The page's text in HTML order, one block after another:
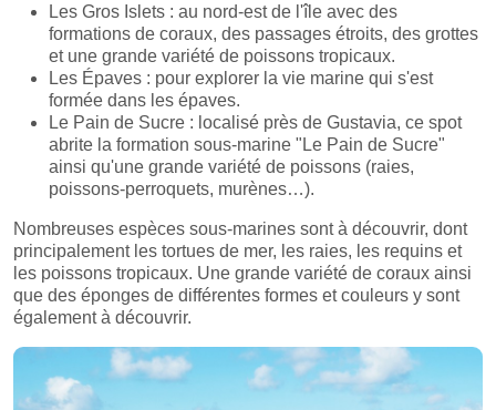
Les Gros Islets : au nord-est de l'île avec des
formations de coraux, des passages étroits, des grottes
et une grande variété de poissons tropicaux.
Les Épaves : pour explorer la vie marine qui s'est
formée dans les épaves.
Le Pain de Sucre : localisé près de Gustavia, ce spot
abrite la formation sous-marine "Le Pain de Sucre"
ainsi qu'une grande variété de poissons (raies,
poissons-perroquets, murènes…).
Nombreuses espèces sous-marines sont à découvrir, dont
principalement les tortues de mer, les raies, les requins et
les poissons tropicaux. Une grande variété de coraux ainsi
que des éponges de différentes formes et couleurs y sont
également à découvrir.